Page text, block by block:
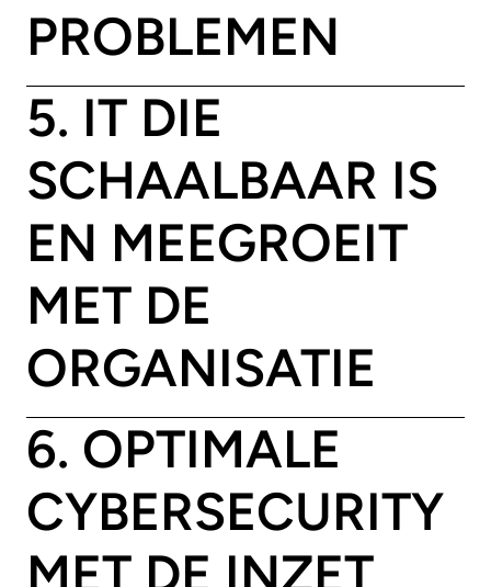
PROBLEMEN
5. IT DIE
SCHAALBAAR IS
EN MEEGROEIT
MET DE
ORGANISATIE
6. OPTIMALE
CYBERSECURITY
MET DE INZET